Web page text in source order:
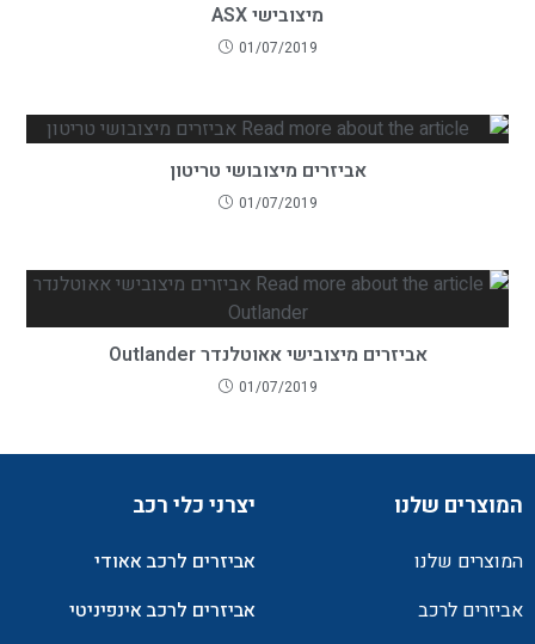
מיצובישי ASX
01/07/2019
אביזרים מיצובושי טריטון
01/07/2019
אביזרים מיצובישי אאוטלנדר Outlander
01/07/2019
המוצרים שלנו
המוצרים שלנו
אביזרים לרכב
יצרני כלי רכב
אביזרים לרכב אאודי
אביזרים לרכב אינפיניטי